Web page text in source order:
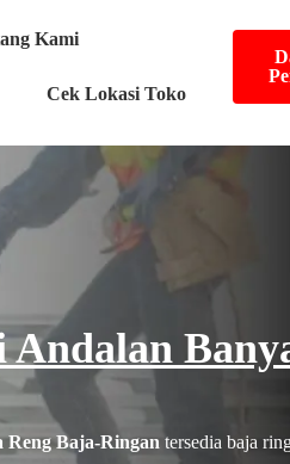
Kami
Cek Lokasi Toko
Baja-Ringan tersedia baja